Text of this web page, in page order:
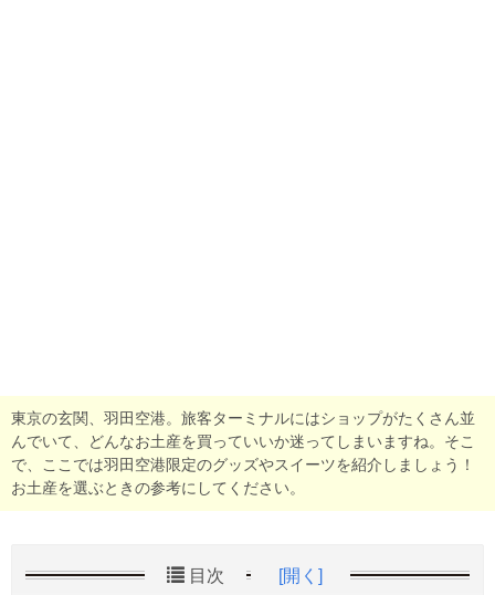
東京の玄関、羽田空港。旅客ターミナルにはショップがたくさん並
んでいて、どんなお土産を買っていいか迷ってしまいますね。そこ
で、ここでは羽田空港限定のグッズやスイーツを紹介しましょう！
お土産を選ぶときの参考にしてください。
目次 [開く]